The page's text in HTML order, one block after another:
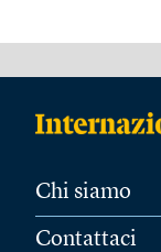
Chi siamo
Contattaci